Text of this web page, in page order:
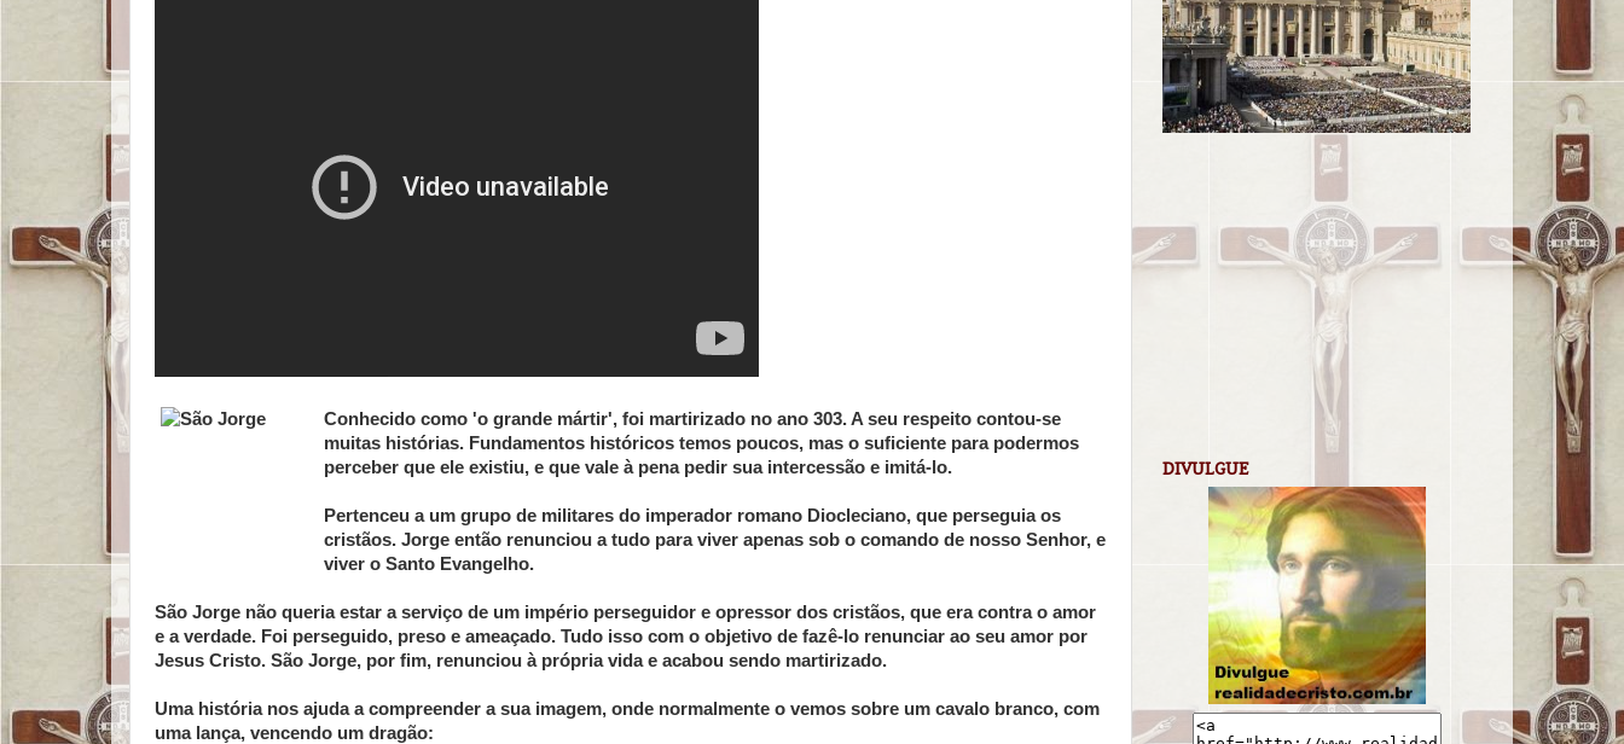
Conhecido como 'o grande mártir', foi martirizado no ano 303. A seu respeito contou-se
muitas histórias. Fundamentos históricos temos poucos, mas o suficiente para podermos
perceber que ele existiu, e que vale à pena pedir sua intercessão e imitá-lo.
Pertenceu a um grupo de militares do imperador romano Diocleciano, que perseguia os
cristãos. Jorge então renunciou a tudo para viver apenas sob o comando de nosso Senhor, e
viver o Santo Evangelho.
São Jorge não queria estar a serviço de um império perseguidor e opressor dos cristãos, que era contra o amor
e a verdade. Foi perseguido, preso e ameaçado. Tudo isso com o objetivo de fazê-lo renunciar ao seu amor por
Jesus Cristo. São Jorge, por fim, renunciou à própria vida e acabou sendo martirizado.
Uma história nos ajuda a compreender a sua imagem, onde normalmente o vemos sobre um cavalo branco, com
uma lança, vencendo um dragão:
DIVULGUE